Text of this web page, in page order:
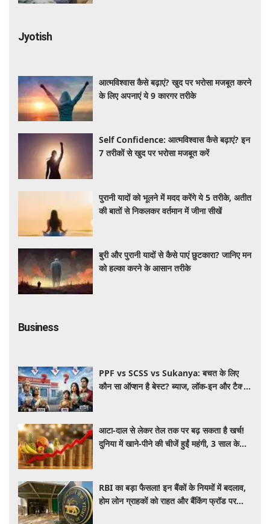
Jyotish
आत्मविश्वास कैसे बढ़ाएं? खुद पर भरोसा मजबूत करने
के लिए अपनाएं ये 9 कारगर तरीके
Self Confidence: आत्मविश्वास कैसे बढ़ाएं? इन
7 तरीकों से खुद पर भरोसा मजबूत करें
पुरानी यादों को भूलने में मदद करेंगे ये 5 तरीके, अतीत
की बातों से निकलकर वर्तमान में जीना सीखें
बुरी और पुरानी यादों से कैसे पाएं छुटकारा? जानिए मन
को हल्का करने के आसान तरीके
Business
PPF vs SCSS vs Sukanya: बचत के लिए
कौन सा ऑप्शन है बेस्ट? ब्याज, लॉक-इन और टैक्स
आटा-दाल से लेकर तेल तक पर बढ़ सकता है खर्च!
दुनिया में खाने-पीने की चीजें हुईं महंगी, 3 साल के
RBI का बड़ा फैसला! इन बैंकों के नियमों में बदलाव,
होम लोन ग्राहकों को राहत और बैंकिंग फ्रॉड पर